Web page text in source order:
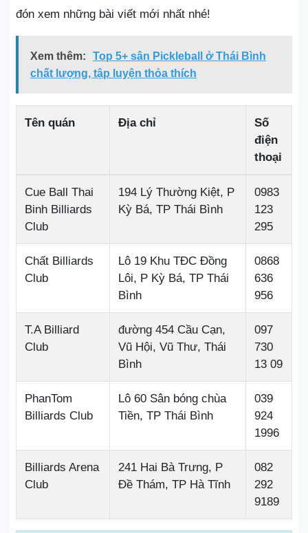
đón xem những bài viết mới nhất nhé!
Xem thêm:
Top 5+ sân Pickleball ở Thái Bình
chất lượng, tập luyện thỏa thích
Tên quán Địa chỉ
Số
điện
thoại
Cue Ball Thai
Binh Billiards
Club
194 Lý Thường Kiệt, P
Kỳ Bá, TP Thái Bình
0983
123
295
Chất Billiards
Club
Lô 19 Khu TĐC Đồng
Lôi, P Kỳ Bá, TP Thái
Bình
0868
636
956
T.A Billiard
Club
đường 454 Cầu Cạn,
Vũ Hội, Vũ Thư, Thái
Bình
097
730
13 09
PhanTom
Billiards Club
Lô 60 Sân bóng chùa
Tiền, TP Thái Bình
039
924
1996
Billiards Arena
Club
241 Hai Bà Trưng, P
Đề Thám, TP Hà Tĩnh
082
292
9189